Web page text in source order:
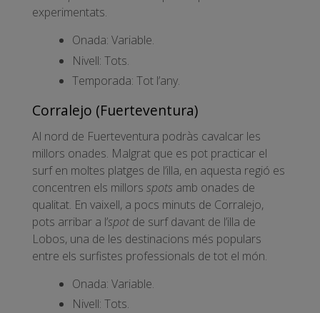
experimentats.
Onada: Variable.
Nivell: Tots.
Temporada: Tot l’any.
Corralejo (Fuerteventura)
Al nord de Fuerteventura podràs cavalcar les
millors onades. Malgrat que es pot practicar el
surf en moltes platges de l’illa, en aquesta regió es
concentren els millors spots amb onades de
qualitat. En vaixell, a pocs minuts de Corralejo,
pots arribar a l’spotde surf davant de l’illa de
Lobos, una de les destinacions més populars
entre els surfistes professionals de tot el món.
Onada: Variable.
Nivell: Tots.